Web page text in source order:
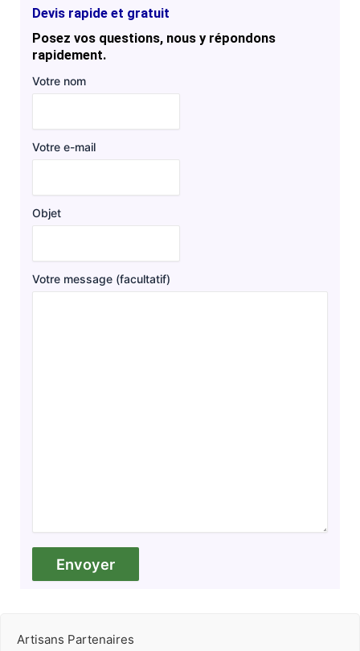
Devis rapide et gratuit
Posez vos questions, nous y répondons
rapidement.
Votre nom
Votre e-mail
Objet
Votre message (facultatif)
Artisans Partenaires